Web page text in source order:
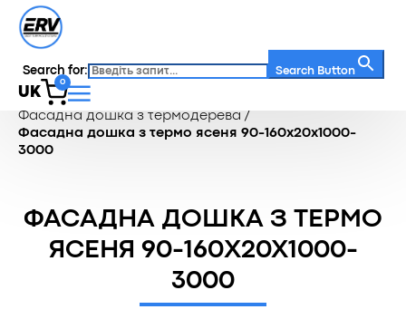
Search for: Search Button
UK
0
Головна / Каталог
Фасадна дошка з термодерева /
Фасадна дошка з термо ясеня 90-160x20x1000-
3000
ФАСАДНА ДОШКА З ТЕРМО
ЯСЕНЯ 90-160X20X1000-
3000